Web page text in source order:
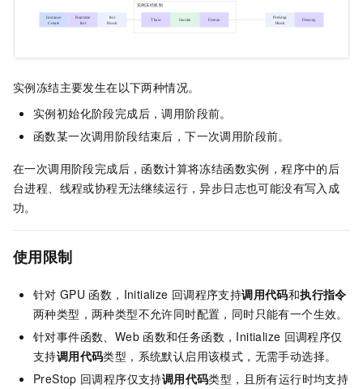
实例冻结主要发生在以下两种情况。
实例初始化阶段完成后，调用阶段前。
函数某一次调用阶段结束后，下一次调用阶段前。
在一次调用阶段完成后， 函数计算将冻结函数实例，程序中的后
台进程、线程或协程无法继续运行，异步日志也可能没有写入成
功。
使用限制
针对 GPU 函数，Initialize 回调程序支持调用代码和执行指令
两种类型，两种类型不允许同时配置，同时只能有一个生效。
针对事件函数、Web 函数和任务函数，Initialize 回调程序仅
支持调用代码类型，系统默认启用该模式，无需手动选择。
PreStop 回调程序仅支持调用代码类型，且所有运行时均支持